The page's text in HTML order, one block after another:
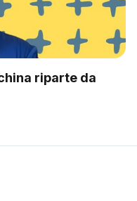
riparte da